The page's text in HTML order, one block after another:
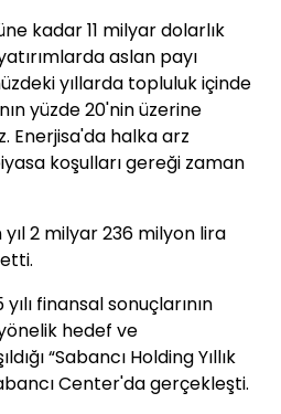
kadar 11 milyar dolarlık
aslan payı
yıllarda topluluk içinde
yüzde 20'nin üzerine
Enerjisa'da halka arz
koşulları gereği zaman
2 milyar 236 milyon lira
finansal sonuçlarının
yönelik hedef ve
“Sabancı Holding Yıllık
Center'da gerçekleşti.